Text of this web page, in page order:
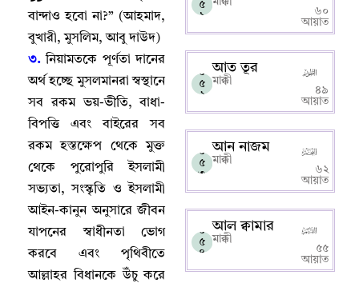
বান্দাও হবো না?” (আহমাদ,
বুখারী,মুসলিম,আবু দাউদ)
৩. নিয়ামতকে পূর্ণতা দানের
অর্থ হচ্ছে মুসলমানরা স্বস্থানে
সব রকম ভয়-ভীতি,বাধা-
বিপত্তি এবং বাইরের সব
রকম হস্তক্ষেপ থেকে মুক্ত
থেকে পুরোপুরি ইসলামী
সভ্যতা,সংস্কৃতি ও ইসলামী
আইন-কানুন অনুসারে জীবন
যাপনের স্বাধীনতা ভোগ
করবে এবং পৃথিবীতে
আল্লাহর বিধানকে উঁচু করে
৫
১
৬০
আয়াত
০
৫
২
আত তূর
মাক্কী
৪৯
আয়াত
০
৫
৩
আন নাজম
মাক্কী
৬২
আয়াত
০
৫
৪
আল ক্বামার
মাক্কী
৫৫
আয়াত